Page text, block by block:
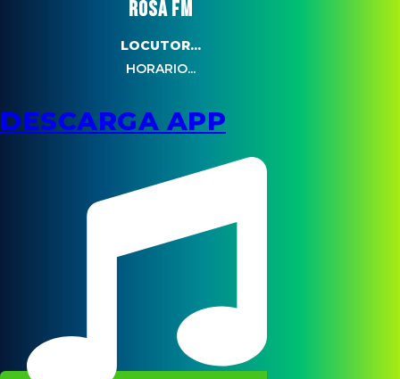
ROSA FM
LOCUTOR...
HORARIO...
DESCARGA APP